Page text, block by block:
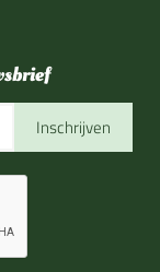
Inschrijven